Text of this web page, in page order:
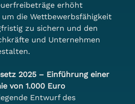
erhöht
die Wettbewerbsfähigkeit
zu sichern und den
und Unternehmen
2025 – Einführung einer
von 1.000 Euro
Entwurf des